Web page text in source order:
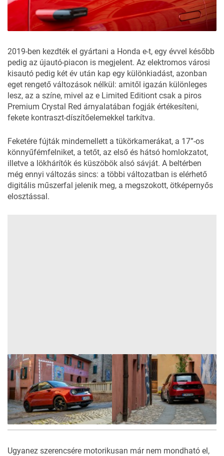
2019-ben kezdték el gyártani a Honda e-t, egy évvel később
pedig az újautó-piacon is megjelent. Az elektromos városi
kisautó pedig két év után kap egy különkiadást, azonban
eget rengető változások nélkül: amitől igazán különleges
lesz, az a színe, mivel az e Limited Editiont csak a piros
Premium Crystal Red árnyalatában fogják értékesíteni,
fekete kontraszt-díszítőelemekkel tarkítva.
Feketére fújták mindemellett a tükörkamerákat, a 17”-os
könnyűfémfelniket, a tetőt, az első és hátsó homlokzatot,
illetve a lökhárítók és küszöbök alsó sávját. A beltérben
még ennyi változás sincs: a többi változatban is elérhető
digitális műszerfal jelenik meg, a megszokott, ötképernyős
elosztással.
Ugyanez szerencsére motorikusan már nem mondható el,